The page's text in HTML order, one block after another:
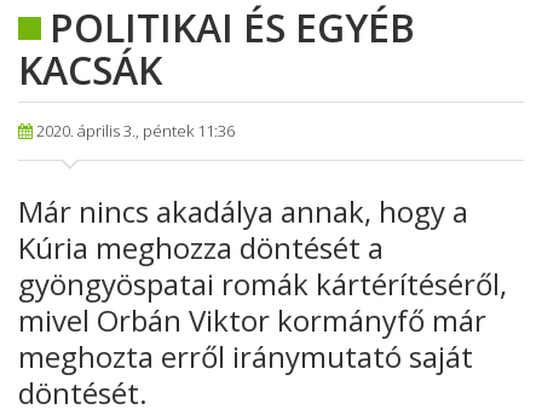
POLITIKAI ÉS EGYÉB
KACSÁK
2020. április 3., péntek 11:36
Már nincs akadálya annak, hogy a
Kúria meghozza döntését a
gyöngyöspatai romák kártérítéséről,
mivel Orbán Viktor kormányfő már
meghozta erről iránymutató saját
döntését.